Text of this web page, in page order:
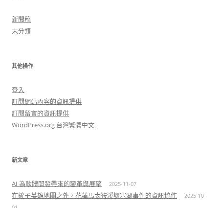
新聞稿
未分類
其他操作
登入
訂閱網站內容的資訊提供
訂閱留言的資訊提供
WordPress.org 台灣繁體中文
新文章
AI 為軟體開發帶來的變革與展望 2025-11-07
在鏟子英雄地圖之外，花蓮馬太鞍溪堰塞湖事件的資訊協作
2025-10-